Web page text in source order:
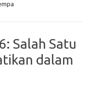
Salah Satu
dalam